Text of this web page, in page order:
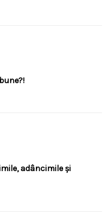
adâncimile și